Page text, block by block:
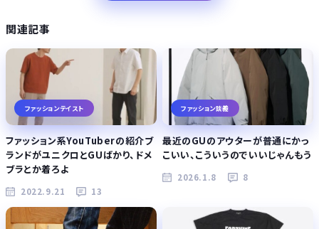
関連記事
ファッションテイスト
ファッション系YouTuberの紹介ブ
ランドがユニクロとGUばかり、ドメ
ブラとか着ろよ
2022.9.21 13
ファッション談義
最近のGUのアウターが普通にかっ
こいい、こういうのでいいじゃんもう
2026.1.8 8